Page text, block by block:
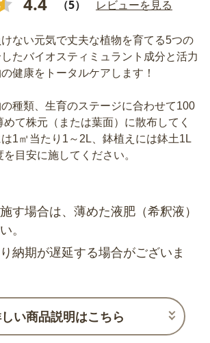
（5） レビューを見る
ない元気で丈夫な植物を育てる5つの
たバイオスティミュラント成分と活力
健康をトータルケアします！
の種類、生育のステージに合わせて100
めて株元（または葉面）に散布してく
1㎡当たり1～2L、鉢植えには鉢土1L
目安に施してください。
す場合は、薄めた液肥（希釈液）
。
納期が遅延する場合がございま
い商品説明はこちら